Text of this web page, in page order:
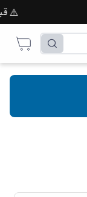
⚠️ قبل